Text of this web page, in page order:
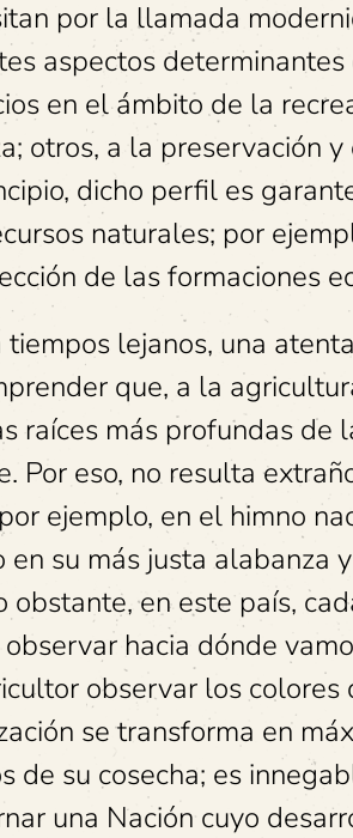
por la llamada
aspectos
en el ámbito de la
otros, a la preservación
dicho perfil es
naturales; por
de las formaciones
lejanos, una
que, a la
raíces más profundas de
Por eso, no resulta
ejemplo, en el himno
su más justa alabanza
en este país,
hacia dónde
observar los
se transforma en
de su cosecha; es
una Nación cuyo